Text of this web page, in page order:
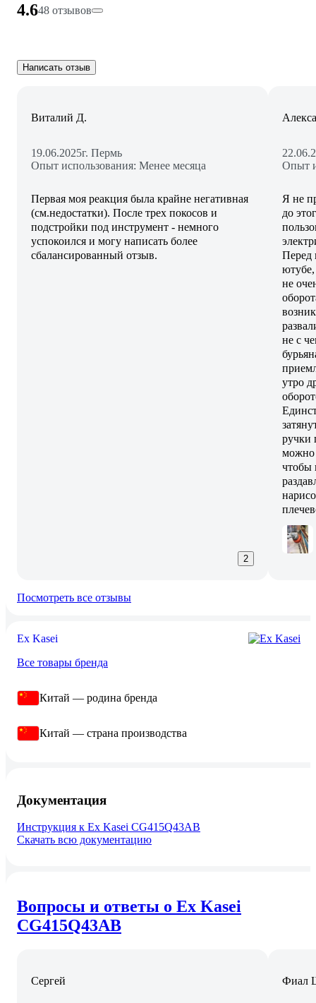
4.648 отзывов
Написать отзыв
Виталий Д.
19.06.2025г. Пермь
Опыт использования: Менее месяца
Первая моя реакция была крайне негативная
(см.недостатки). После трех покосов и
подстройки под инструмент - немного
успокоился и могу написать более
сбалансированный отзыв.
2
Опыт
Я не
до
Перед
ютубе,
не
не с
утро
ручки
можно
чтобы
Посмотреть все отзывы
Ex Kasei
Все товары бренда
Китай — родина бренда
Китай — страна производства
Документация
Инструкция к Ex Kasei CG415Q43AB
Скачать всю документацию
Вопросы и ответы о Ex Kasei
CG415Q43AB
Сергей Фиал